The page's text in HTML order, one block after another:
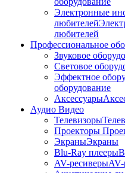
Электронные
любителей
любителей
Профессиональное
Звуковое
Световое
Эффектное
оборудование
Аксессуары
Аудио Видео
Телевизоры
Проекторы
ЭкраныЭкраны
Blu-Ray плееры
AV-ресиверы